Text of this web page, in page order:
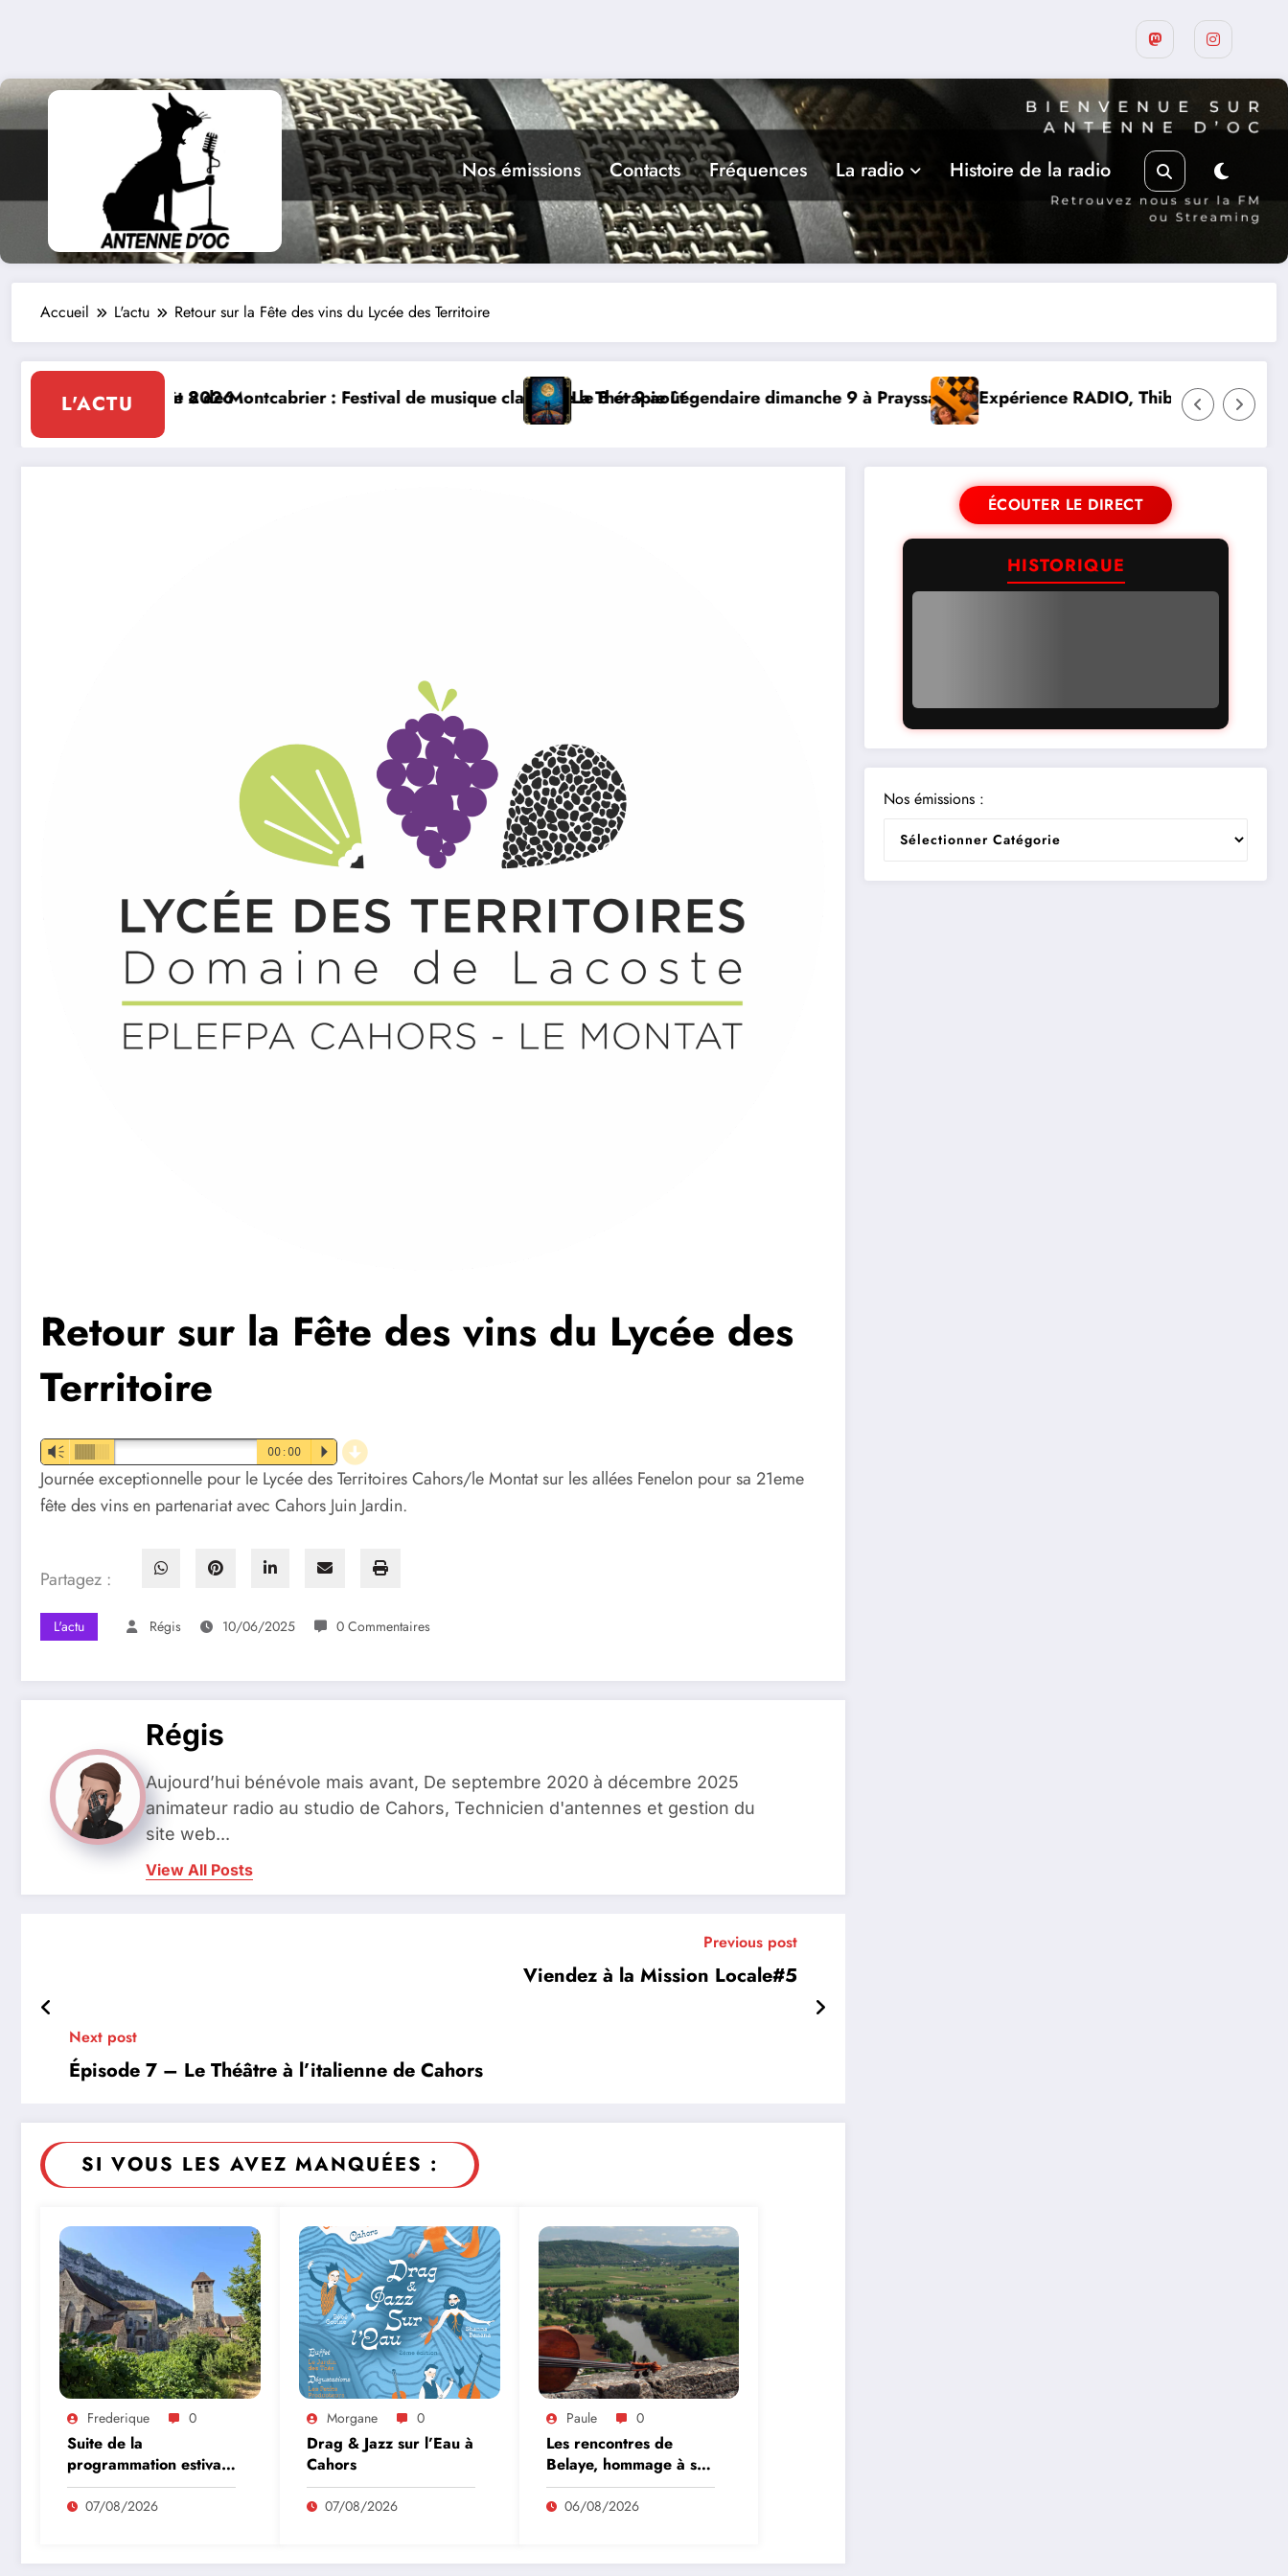
Nos émissions Contacts Fréquences La radio Histoire de la radio
Accueil L'actu Retour sur la Fête des vins du Lycée des Territoire
L'ACTU
: Festival de musique classique le 8 et 9 aoûtLa Thérapie Légendaire dimanche 9 à Prayssac Expérience RADIO, Thibault et Lou-Anne d’Olmeto Suite de la
Retour sur la Fête des vins du Lycée des
Territoire
Vm 00:00 P d
Journée exceptionnelle pour le Lycée des Territoires Cahors/le Montat sur les allées Fenelon pour sa 21eme
fête des vins en partenariat avec Cahors Juin Jardin.
Partagez :
L'actu Régis 10/06/2025 0 Commentaires
Régis
Aujourd’hui bénévole mais avant, De septembre 2020 à décembre 2025
animateur radio au studio de Cahors, Technicien d'antennes et gestion du
site web...
View All Posts
Previous post
Viendez à la Mission Locale#5
Next post
Épisode 7 – Le Théâtre à l’italienne de Cahors
SI VOUS LES AVEZ MANQUÉES :
Frederique 0
Suite de la
programmation estivale
des amis de l’abbaye
de Marcilhac sur Célé
07/08/2026
Morgane 0
Drag & Jazz sur l’Eau à
Cahors
07/08/2026
Paule 0
Les rencontres de
Belaye, hommage à son
fondateur, Roland
Pidoux, violoncelliste, le
06/08/2026
ÉCOUTER LE DIRECT
HISTORIQUE
Nos émissions :